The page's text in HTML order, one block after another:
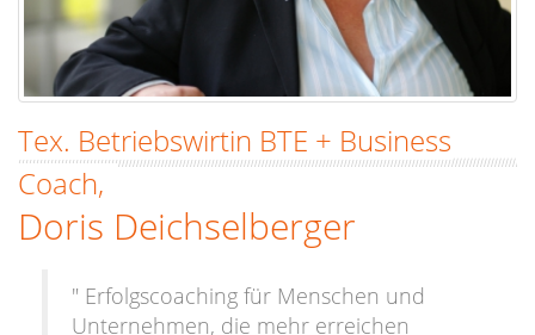
Tex. Betriebswirtin BTE + Business
Coach,
Doris Deichselberger
" Erfolgscoaching für Menschen und
Unternehmen, die mehr erreichen